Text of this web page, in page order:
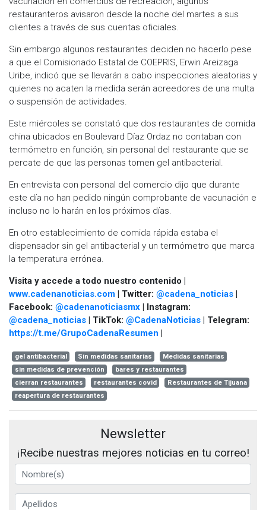
restauranteros avisaron desde la noche del martes a sus
clientes a través de sus cuentas oficiales.
Sin embargo algunos restaurantes deciden no hacerlo pese
a que el Comisionado Estatal de COEPRIS, Erwin Areizaga
Uribe, indicó que se llevarán a cabo inspecciones aleatorias y
quienes no acaten la medida serán acreedores de una multa
o suspensión de actividades.
Este miércoles se constató que dos restaurantes de comida
china ubicados en Boulevard Díaz Ordaz no contaban con
termómetro en función, sin personal del restaurante que se
percate de que las personas tomen gel antibacterial.
En entrevista con personal del comercio dijo que durante
este día no han pedido ningún comprobante de vacunación e
incluso no lo harán en los próximos días.
En otro establecimiento de comida rápida estaba el
dispensador sin gel antibacterial y un termómetro que marca
la temperatura errónea.
Visita y accede a todo nuestro contenido |
www.cadenanoticias.com | Twitter: @cadena_noticias |
Facebook: @cadenanoticiasmx | Instagram:
@cadena_noticias | TikTok: @CadenaNoticias | Telegram:
https://t.me/GrupoCadenaResumen |
gel antibacterial Sin medidas sanitarias
Medidas sanitarias
sin medidas de prevención
bares y restaurantes
cierran restaurantes
restaurantes covid
Restaurantes de Tijuana
reapertura de restaurantes
Newsletter
¡Recibe nuestras mejores noticias en tu correo!